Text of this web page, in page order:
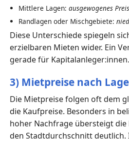
Mittlere Lagen: ausgewogenes
Randlagen oder Mischgebiete:
Diese Unterschiede spiegeln
erzielbaren Mieten wider. Ein
gerade für Kapitalanleger:innen.
3) Mietpreise nach Lage
Die Mietpreise folgen oft dem
die Kaufpreise. Besonders in
hoher Nachfrage übersteigt die
den Stadtdurchschnitt